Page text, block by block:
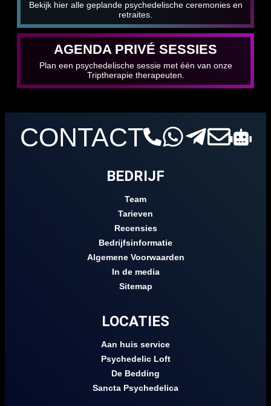
Bekijk hier alle geplande psychedelische ceremonies en
retraites.
AGENDA PRIVÉ SESSIES
Plan een psychedelische sessie met één van onze
Triptherapie therapeuten.
CONTACT
BEDRIJF
Team
Tarieven
Recensies
Bedrijfsinformatie
Algemene Voorwaarden
In de media
Sitemap
LOCATIES
Aan huis service
Psychedelic Loft
De Bedding
Sancta Psychedelica